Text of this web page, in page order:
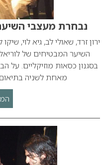
נבחרת מעצבי
ירון זרד, שאולי לב, גיא לוי,
השיער המבטיחים של
בסגנון כסאות מוזיקליים. על
מאחת לשניה